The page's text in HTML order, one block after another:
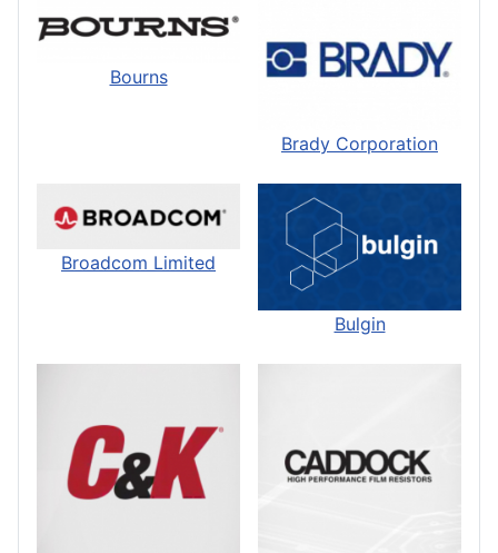
Bourns
Brady Corporation
Broadcom Limited
Bulgin